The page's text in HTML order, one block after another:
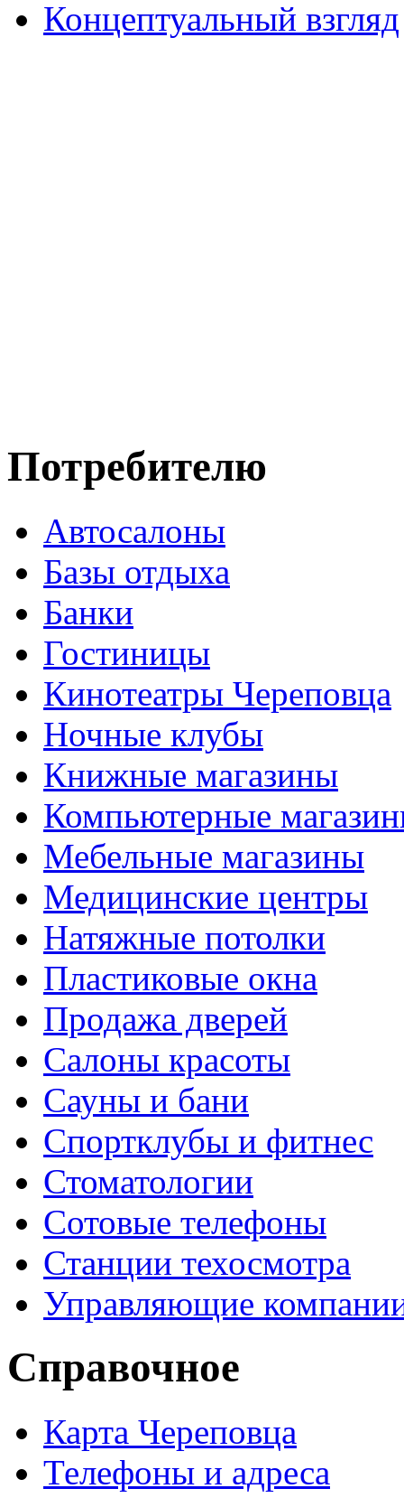
Концептуальный взгляд
Потребителю
Автосалоны
Базы отдыха
Банки
Гостиницы
Кинотеатры Череповца
Ночные клубы
Книжные магазины
Компьютерные
Мебельные магазины
Медицинские центры
Натяжные потолки
Пластиковые окна
Продажа дверей
Салоны красоты
Сауны и бани
Спортклубы и фитнес
Стоматологии
Сотовые телефоны
Станции техосмотра
Управляющие
Справочное
Карта Череповца
Телефоны и адреса